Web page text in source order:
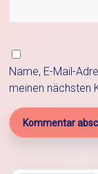
Name, E-Mail-
meinen nächsten